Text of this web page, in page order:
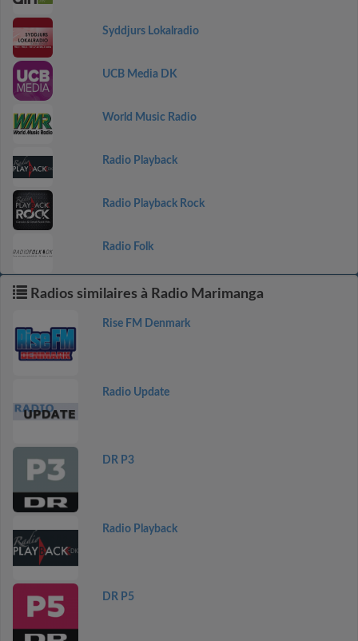
Syddjurs Lokalradio
UCB Media DK
World Music Radio
Radio Playback
Radio Playback Rock
Radio Folk
Radios similaires à Radio Marimanga
Rise FM Denmark
Radio Update
DR P3
Radio Playback
DR P5